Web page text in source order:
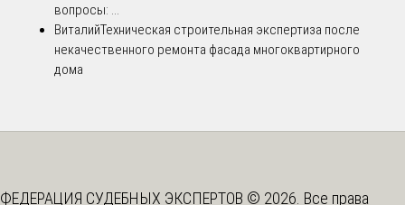
вопросы: ...
ВиталийТехническая строительная экспертиза после
некачественного ремонта фасада многоквартирного
дома
ФЕДЕРАЦИЯ СУДЕБНЫХ ЭКСПЕРТОВ © 2026. Все права